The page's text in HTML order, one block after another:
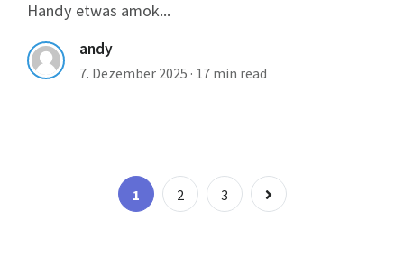
Handy etwas amok...
andy
7. Dezember 2025 · 17 min read
Page
1 Page
2 Page
3